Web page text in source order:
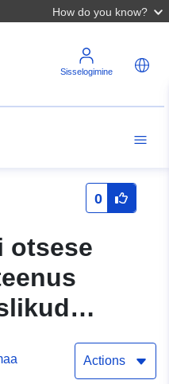
How do you know?
Sisselogimine
0
otsese
kus on
Actions